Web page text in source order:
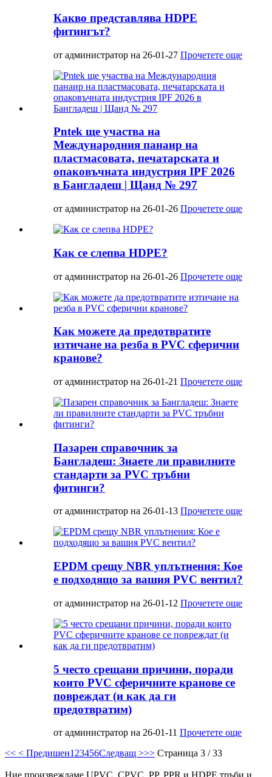
Какво представлява HDPE
фитингът?
от администратор на 26-01-27 Прочетете още
Pntek ще участва на
Международния панаир на
пластмасовата, печатарската и
опаковъчната индустрия IPF 2026
в Бангладеш | Щанд № 297
от администратор на 26-01-26 Прочетете още
Как се слепва HDPE?
от администратор на 26-01-26 Прочетете още
Как можете да предотвратите
изтичане на резба в PVC сферични
кранове?
от администратор на 26-01-21 Прочетете още
Пазарен справочник за
Бангладеш: Знаете ли правилните
стандарти за PVC тръбни
фитинги?
от администратор на 26-01-13 Прочетете още
EPDM срещу NBR уплътнения: Кое
е подходящо за вашия PVC вентил?
от администратор на 26-01-12 Прочетете още
5 често срещани причини, поради
които PVC сферичните кранове се
повреждат (и как да ги
предотвратим)
от администратор на 26-01-11 Прочетете още
<< < Предишен1 23456Следващ >>> Страница 3 / 33